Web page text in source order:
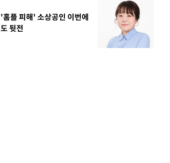
'홈플 피해' 소상공인 이번에
도 뒷전